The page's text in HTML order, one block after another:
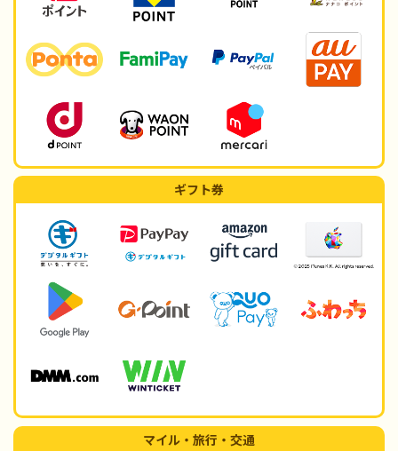
ギフト券
マイル・旅行・交通